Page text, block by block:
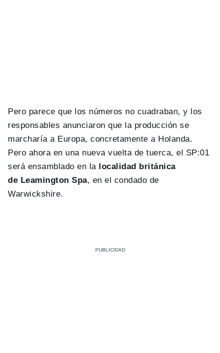
Pero parece que los números no cuadraban, y los
responsables anunciaron que la producción se
marcharía a Europa, concretamente a Holanda.
Pero ahora en una nueva vuelta de tuerca, el SP:01
será ensamblado en la localidad británica
de Leamington Spa, en el condado de
Warwickshire.